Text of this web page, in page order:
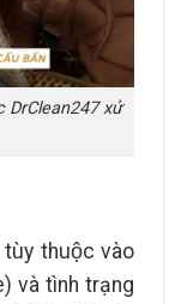
DrClean247 xử
thuộc vào
và tình trạng